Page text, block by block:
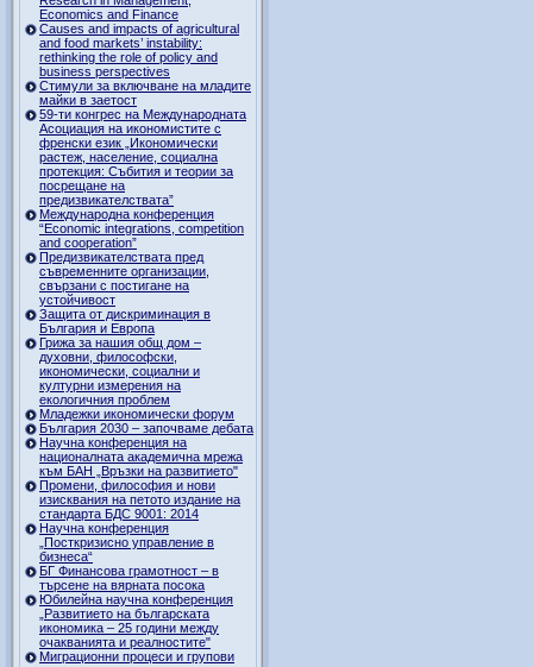
Economics and Finance
Causes and impacts of agricultural
and food markets’ instability:
rethinking the role of policy and
business perspectives
Стимули за включване на младите
майки в заетост
59-ти конгрес на Международната
Асоциация на икономистите с
френски език „Икономически
растеж, население, социална
протекция: Събития и теории за
посрещане на
предизвикателствата”
Международна конференция
“Economic integrations, competition
and cooperation”
Предизвикателствата пред
съвременните организации,
свързани с постигане на
устойчивост
Защита от дискриминация в
България и Европа
Грижа за нашия общ дом –
духовни, философски,
икономически, социални и
културни измерения на
екологичния проблем
Младежки икономически форум
България 2030 – започваме дебата
Научна конференция на
националната академична мрежа
към БАН „Връзки на развитието"
Промени, философия и нови
изисквания на петото издание на
стандарта БДС 9001: 2014
Научна конференция
„Посткризисно управление в
бизнеса“
БГ Финансова грамотност – в
търсене на вярната посока
Юбилейна научна конференция
„Развитието на българската
икономика – 25 години между
очакванията и реалностите"
Миграционни процеси и групови